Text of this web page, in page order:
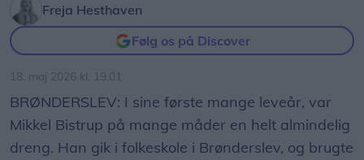
Freja Hesthaven
Følg os på Discover
18. maj 2026 kl. 19.01
BRØNDERSLEV: I sine første mange leveår, var
Mikkel Bistrup på mange måder en helt almindelig
dreng. Han gik i folkeskole i Brønderslev, og brugte